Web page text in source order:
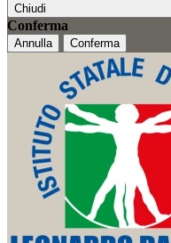
Chiudi
Conferma
Annulla Conferma